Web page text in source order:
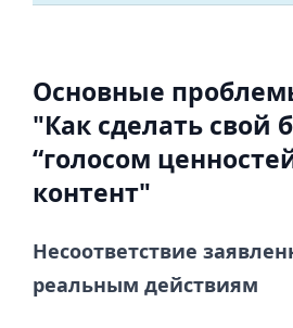
Основные
"Как сделать свой
“голосом
контент"
Несоответствие
реальным действиям